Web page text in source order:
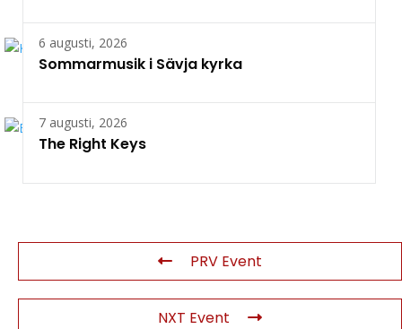
6 augusti, 2026
Sommarmusik i Sävja kyrka
7 augusti, 2026
The Right Keys
PRV Event
NXT Event